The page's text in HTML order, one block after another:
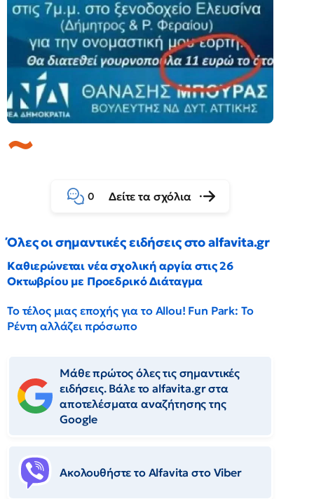
0 Δείτε τα σχόλια
Όλες οι σημαντικές ειδήσεις στο alfavita.gr
Καθιερώνεται νέα σχολική αργία στις 26
Οκτωβρίου με Προεδρικό Διάταγμα
Το τέλος μιας εποχής για το Allou! Fun Park: Το
Ρέντη αλλάζει πρόσωπο
Μάθε πρώτος όλες τις σημαντικές
ειδήσεις. Βάλε το alfavita.gr στα
αποτελέσματα αναζήτησης της
Google
Ακολουθήστε το Αlfavita στο Viber